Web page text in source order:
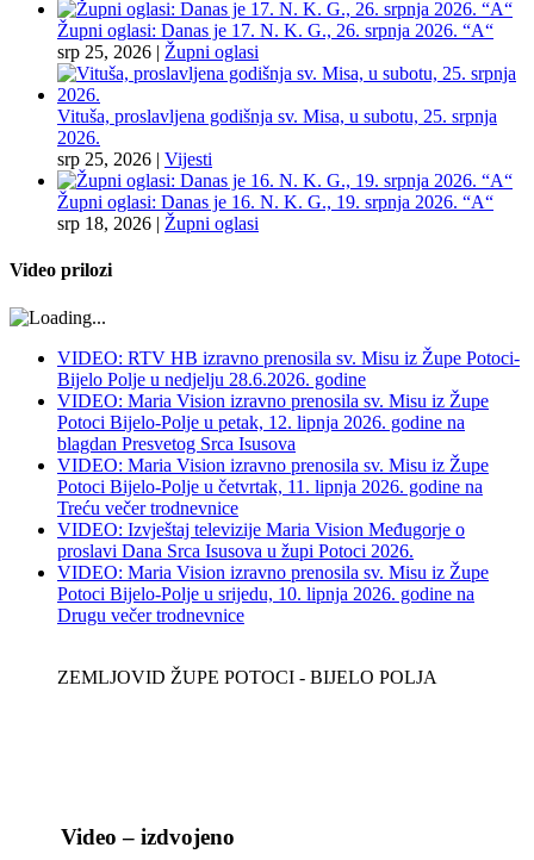
Župni oglasi: Danas je 17. N. K. G., 26. srpnja 2026. “A“
srp 25, 2026 | Župni oglasi
Vituša, proslavljena godišnja sv. Misa, u subotu, 25. srpnja
2026.
srp 25, 2026 | Vijesti
Župni oglasi: Danas je 16. N. K. G., 19. srpnja 2026. “A“
srp 18, 2026 | Župni oglasi
Video prilozi
VIDEO: RTV HB izravno prenosila sv. Misu iz Župe Potoci-
Bijelo Polje u nedjelju 28.6.2026. godine
VIDEO: Maria Vision izravno prenosila sv. Misu iz Župe
Potoci Bijelo-Polje u petak, 12. lipnja 2026. godine na
blagdan Presvetog Srca Isusova
VIDEO: Maria Vision izravno prenosila sv. Misu iz Župe
Potoci Bijelo-Polje u četvrtak, 11. lipnja 2026. godine na
Treću večer trodnevnice
VIDEO: Izvještaj televizije Maria Vision Međugorje o
proslavi Dana Srca Isusova u župi Potoci 2026.
VIDEO: Maria Vision izravno prenosila sv. Misu iz Župe
Potoci Bijelo-Polje u srijedu, 10. lipnja 2026. godine na
Drugu večer trodnevnice
ZEMLJOVID ŽUPE POTOCI - BIJELO POLJA
Video – izdvojeno